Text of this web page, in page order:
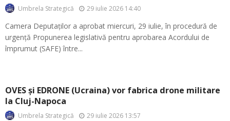
Umbrela Strategică 29 iulie 2026 14:40
Camera Deputaților a aprobat miercuri, 29 iulie, în procedură de
urgență Propunerea legislativă pentru aprobarea Acordului de
împrumut (SAFE) între...
OVES și EDRONE (Ucraina) vor fabrica drone militare
la Cluj-Napoca
Umbrela Strategică 29 iulie 2026 13:57